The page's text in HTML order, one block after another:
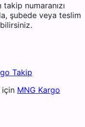
numaranızı
şubede veya teslim
Takip
için MNG Kargo